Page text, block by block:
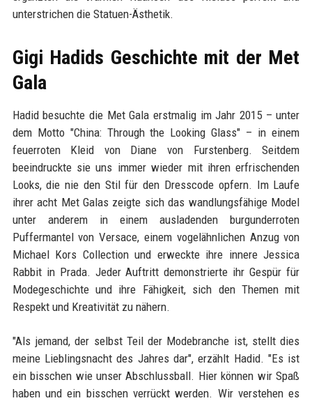
unterstrichen die Statuen-Ästhetik.
Gigi Hadids Geschichte mit der Met
Gala
Hadid besuchte die Met Gala erstmalig im Jahr 2015 – unter
dem Motto "China: Through the Looking Glass" – in einem
feuerroten Kleid von Diane von Furstenberg. Seitdem
beeindruckte sie uns immer wieder mit ihren erfrischenden
Looks, die nie den Stil für den Dresscode opfern. Im Laufe
ihrer acht Met Galas zeigte sich das wandlungsfähige Model
unter anderem in einem ausladenden burgunderroten
Puffermantel von Versace, einem vogelähnlichen Anzug von
Michael Kors Collection und erweckte ihre innere Jessica
Rabbit in Prada. Jeder Auftritt demonstrierte ihr Gespür für
Modegeschichte und ihre Fähigkeit, sich den Themen mit
Respekt und Kreativität zu nähern.
"Als jemand, der selbst Teil der Modebranche ist, stellt dies
meine Lieblingsnacht des Jahres dar", erzählt Hadid. "Es ist
ein bisschen wie unser Abschlussball. Hier können wir Spaß
haben und ein bisschen verrückt werden. Wir verstehen es